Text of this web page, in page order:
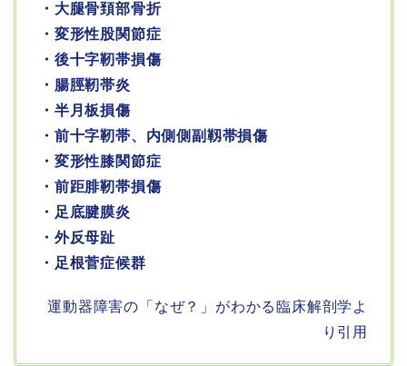
・大腿骨頚部骨折
・変形性股関節症
・後十字靭帯損傷
・腸脛靭帯炎
・半月板損傷
・前十字靭帯、内側側副靱帯損傷
・変形性膝関節症
・前距腓靭帯損傷
・足底腱膜炎
・外反母趾
・足根菅症候群
運動器障害の「なぜ？」がわかる臨床解剖学よ
り引用